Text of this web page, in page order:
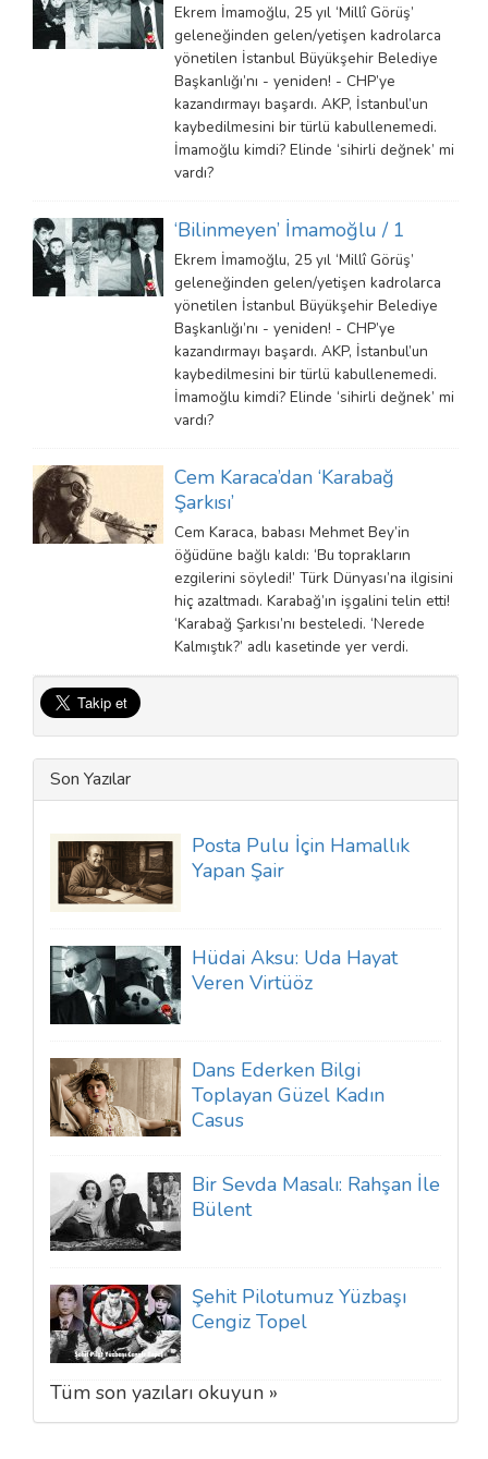
Ekrem İmamoğlu, 25 yıl ‘Millî Görüş’
geleneğinden gelen/yetişen kadrolarca
yönetilen İstanbul Büyükşehir Belediye
Başkanlığı’nı - yeniden! - CHP’ye
kazandırmayı başardı. AKP, İstanbul’un
kaybedilmesini bir türlü kabullenemedi.
İmamoğlu kimdi? Elinde ‘sihirli değnek’ mi
vardı?
‘Bilinmeyen’ İmamoğlu / 1
Ekrem İmamoğlu, 25 yıl ‘Millî Görüş’
geleneğinden gelen/yetişen kadrolarca
yönetilen İstanbul Büyükşehir Belediye
Başkanlığı’nı - yeniden! - CHP’ye
kazandırmayı başardı. AKP, İstanbul’un
kaybedilmesini bir türlü kabullenemedi.
İmamoğlu kimdi? Elinde ‘sihirli değnek’ mi
vardı?
Cem Karaca’dan ‘Karabağ
Şarkısı’
Cem Karaca, babası Mehmet Bey’in
öğüdüne bağlı kaldı: ‘Bu toprakların
ezgilerini söyledi!’ Türk Dünyası’na ilgisini
hiç azaltmadı. Karabağ’ın işgalini telin etti!
‘Karabağ Şarkısı’nı besteledi. ‘Nerede
Kalmıştık?’ adlı kasetinde yer verdi.
Son Yazılar
Posta Pulu İçin Hamallık
Yapan Şair
Hüdai Aksu: Uda Hayat
Veren Virtüöz
Dans Ederken Bilgi
Toplayan Güzel Kadın
Casus
Bir Sevda Masalı: Rahşan İle
Bülent
Şehit Pilotumuz Yüzbaşı
Cengiz Topel
Tüm son yazıları okuyun »